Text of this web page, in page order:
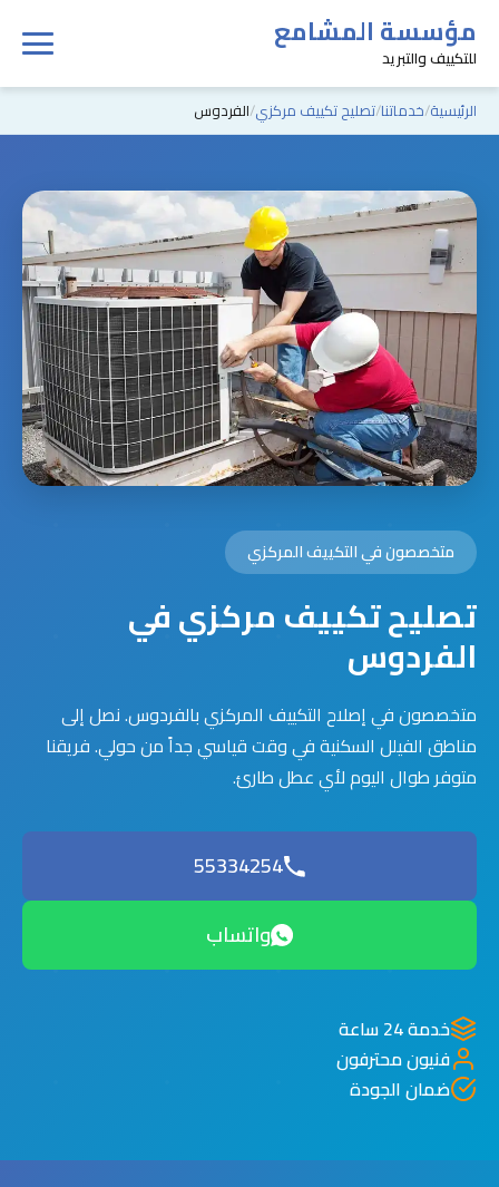
مؤسسة المشامع
للتكييف والتبريد
الرئيسية خدماتنا تصليح تكييف مركزي الفردوس
متخصصون في التكييف المركزي
تصليح تكييف مركزي في
الفردوس
متخصصون في إصلاح التكييف المركزي بالفردوس. نصل إلى
مناطق الفيلل السكنية في وقت قياسي جداً من حولي. فريقنا
متوفر طوال اليوم لأي عطل طارئ.
55334254
واتساب
خدمة 24 ساعة
فنيون محترفون
ضمان الجودة